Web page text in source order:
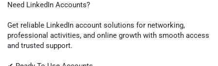
Need LinkedIn Accounts?
Get reliable LinkedIn account solutions for networking,
professional activities, and online growth with smooth access
and trusted support.